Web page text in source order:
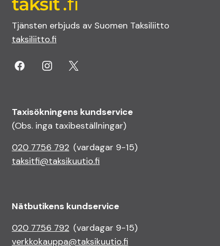
Tjänsten erbjuds av Suomen Taksiliitto
taksiliitto.fi
Taxisökningens kundservice
(Obs. inga taxi­beställningar)
020 7756 792 (vardagar 9-15)
taksitfi@taksikuutio.fi
Nätbutikens kundservice
020 7756 792 (vardagar 9-15)
verkkokauppa@taksikuutio.fi